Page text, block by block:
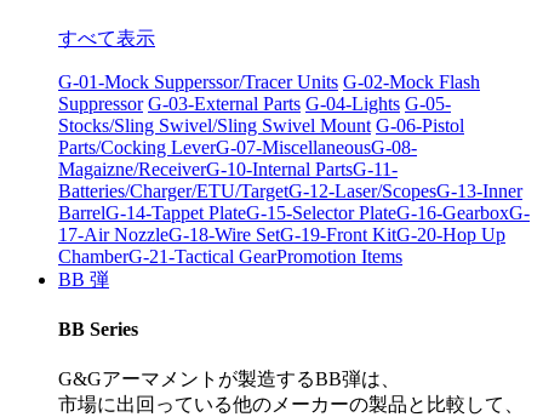
すべて表示
G-01-Mock Supperssor/Tracer Units G-02-Mock Flash
Suppressor G-03-External Parts G-04-Lights G-05-
Stocks/Sling Swivel/Sling Swivel Mount G-06-Pistol
Parts/Cocking LeverG-07-MiscellaneousG-08-
Magaizne/ReceiverG-10-Internal PartsG-11-
Batteries/Charger/ETU/TargetG-12-Laser/ScopesG-13-Inner
BarrelG-14-Tappet PlateG-15-Selector PlateG-16-GearboxG-
17-Air NozzleG-18-Wire SetG-19-Front KitG-20-Hop Up
ChamberG-21-Tactical GearPromotion Items
BB 弾
BB Series
G&Gアーマメントが製造するBB弾は、
市場に出回っている他のメーカーの製品と比較して、